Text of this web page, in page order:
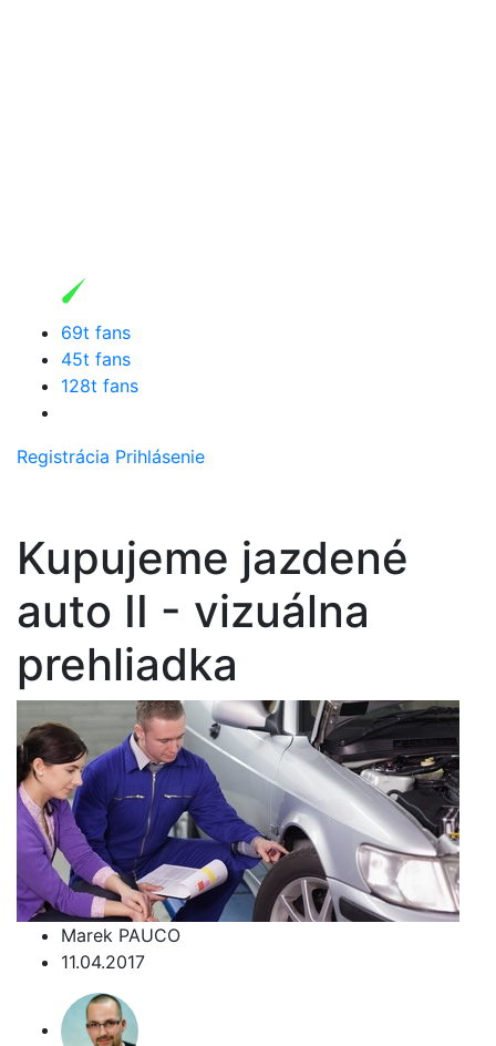
69t fans
45t fans
128t fans
Registrácia Prihlásenie
Kupujeme jazdené
auto II - vizuálna
prehliadka
Marek PAUCO
11.04.2017